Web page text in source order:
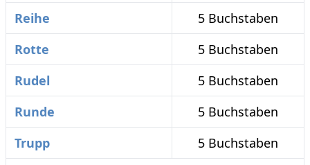
Reihe
5 Buchstaben
Rotte
5 Buchstaben
Rudel
5 Buchstaben
Runde
5 Buchstaben
Trupp
5 Buchstaben